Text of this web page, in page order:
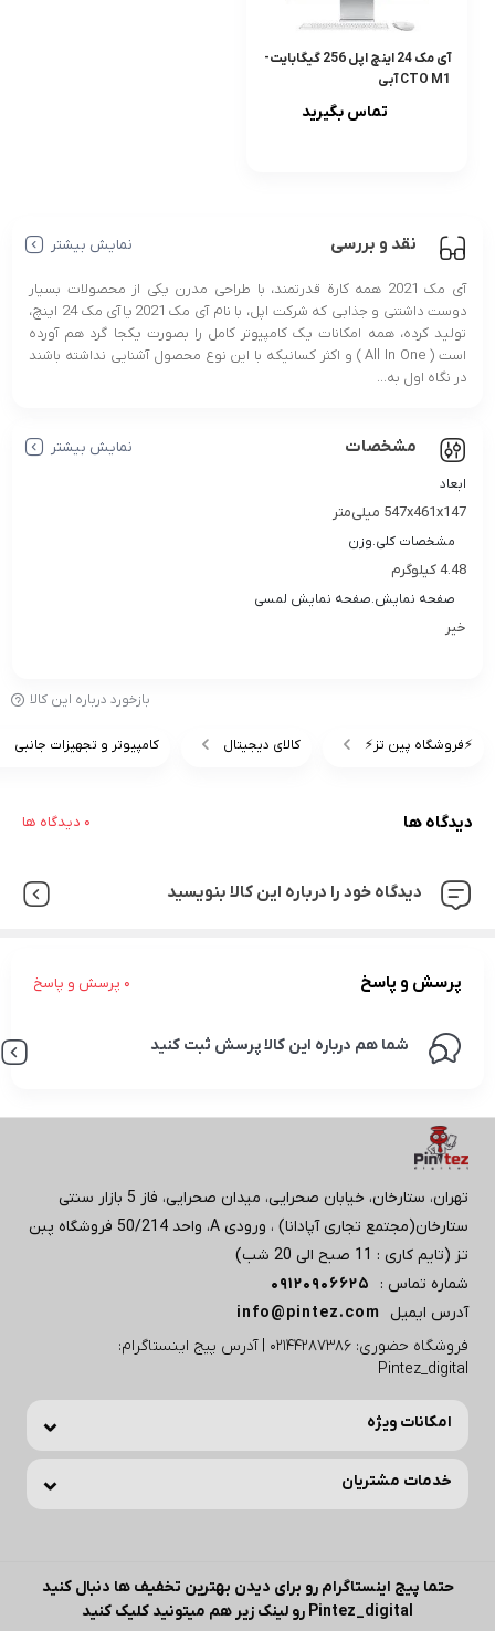
آی مک 24 اینچ اپل 256 گیگابایت-
CTO M1 آبی
تماس بگیرید
نقد و بررسی نمایش بیشتر
آی مک 2021 همه کارة قدرتمند، با طراحی مدرن یکی از محصولات بسیار
دوست داشتنی و جذابی که شرکت اپل، با نام آی مک 2021 یا آی مک 24 اینچ،
تولید کرده، همه امکانات یک کامپیوتر کامل را بصورت یکجا گرد هم آورده
است ( All In One ) و اکثر کسانیکه با این نوع محصول آشنایی نداشته باشند
در نگاه اول به...
مشخصات نمایش بیشتر
ابعاد
547x461x147 میلی‌متر
مشخصات کلی.وزن
4.48 کیلوگرم
صفحه نمایش.صفحه نمایش لمسی
خیر
بازخورد درباره این کالا
⚡️فروشگاه پین تز⚡️ کالای دیجیتال کامپیوتر و تجهیزات جانبی
دیدگاه ها 0 دیدگاه ها
دیدگاه خود را درباره این کالا بنویسید
پرسش و پاسخ 0 پرسش و پاسخ
شما هم درباره این کالا پرسش ثبت کنید
تهران، ستارخان، خیابان صحرایی، میدان صحرایی، فاز 5 بازار سنتی
ستارخان(مجتمع تجاری آپادانا) ، ورودی A، واحد 50/214 فروشگاه پبن
تز (تایم کاری : 11 صبح الی 20 شب)
شماره تماس :
09120906625
آدرس ایمیل
info@pintez.com
فروشگاه حضوری: 02144287386 | آدرس پیج اینستاگرام:
Pintez_digital
امکانات ویژه
خدمات مشتریان
حتما پیج اینستاگرام رو برای دیدن بهترین تخفیف ها دنبال کنید
Pintez_digital رو لینک زیر هم میتونید کلیک کنید